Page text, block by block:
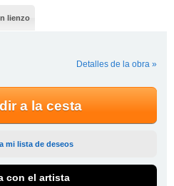
lienzo
Detalles de la obra »
a la cesta
mi lista de deseos
con el artista